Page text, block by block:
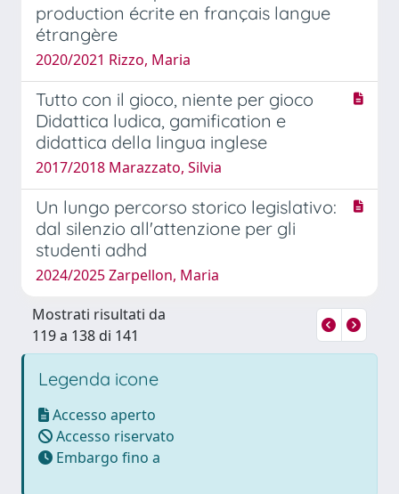
production écrite en français langue
étrangère
2020/2021 Rizzo, Maria
Tutto con il gioco, niente per gioco
Didattica ludica, gamification e
didattica della lingua inglese
2017/2018 Marazzato, Silvia
Un lungo percorso storico legislativo:
dal silenzio all'attenzione per gli
studenti adhd
2024/2025 Zarpellon, Maria
Mostrati risultati da
119 a 138 di 141
Legenda icone
Accesso aperto
Accesso riservato
Embargo fino a